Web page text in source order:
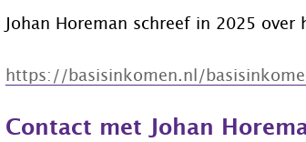
Johan Horeman schreef in 2025 over
https://basisinkomen.nl/
Contact met Johan